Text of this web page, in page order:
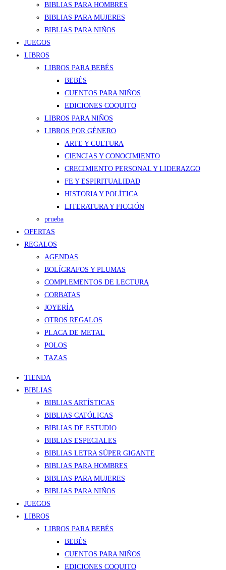
BIBLIAS PARA HOMBRES
BIBLIAS PARA MUJERES
BIBLIAS PARA NIÑOS
JUEGOS
LIBROS
LIBROS PARA BEBÉS
BEBÉS
CUENTOS PARA NIÑOS
EDICIONES COQUITO
LIBROS PARA NIÑOS
LIBROS POR GÉNERO
ARTE Y CULTURA
CIENCIAS Y CONOCIMIENTO
CRECIMIENTO PERSONAL Y LIDERAZGO
FE Y ESPIRITUALIDAD
HISTORIA Y POLÍTICA
LITERATURA Y FICCIÓN
prueba
OFERTAS
REGALOS
AGENDAS
BOLÍGRAFOS Y PLUMAS
COMPLEMENTOS DE LECTURA
CORBATAS
JOYERÍA
OTROS REGALOS
PLACA DE METAL
POLOS
TAZAS
TIENDA
BIBLIAS
BIBLIAS ARTÍSTICAS
BIBLIAS CATÓLICAS
BIBLIAS DE ESTUDIO
BIBLIAS ESPECIALES
BIBLIAS LETRA SÚPER GIGANTE
BIBLIAS PARA HOMBRES
BIBLIAS PARA MUJERES
BIBLIAS PARA NIÑOS
JUEGOS
LIBROS
LIBROS PARA BEBÉS
BEBÉS
CUENTOS PARA NIÑOS
EDICIONES COQUITO